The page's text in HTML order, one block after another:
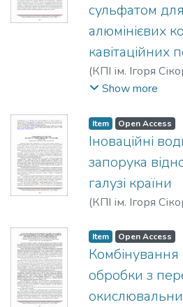
сульфатом
алюмінієвих
кавітаційних
(КПІ ім. Ігоря
О. М.;Знак, З. О.
Show more
Item Open Access
Іноваційні
запорука
галузі країни
(КПІ ім. Ігоря
Item Open Access
Комбінування
обробки з